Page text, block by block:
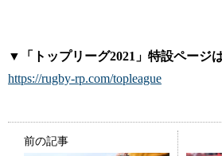
▼「トップリーグ2021」特設ページ
https://rugby-rp.com/topleague
前の記事